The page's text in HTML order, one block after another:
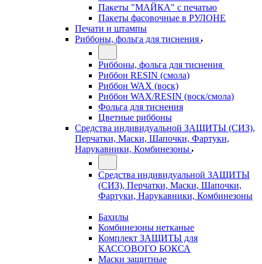
Пакеты "МАЙКА" с печатью
Пакеты фасовочные в РУЛОНЕ
Печати и штампы
Риббоны, фольга для тиснения
Риббоны, фольга для тиснения
Риббон RESIN (смола)
Риббон WAX (воск)
Риббон WAX/RESIN (воск/смола)
Фольга для тиснения
Цветные риббоны
Средства индивидуальной ЗАЩИТЫ (СИЗ),
Перчатки, Маски, Шапочки, Фартуки,
Нарукавники, Комбинезоны
Средства индивидуальной ЗАЩИТЫ
(СИЗ), Перчатки, Маски, Шапочки,
Фартуки, Нарукавники, Комбинезоны
Бахилы
Комбинезоны нетканые
Комплект ЗАЩИТЫ для
КАССОВОГО БОКСА
Маски защитные